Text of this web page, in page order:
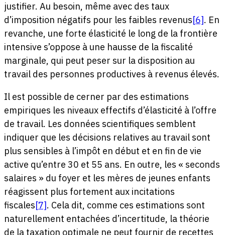
justifier. Au besoin, même avec des taux
d’imposition négatifs pour les faibles revenus[6]. En
revanche, une forte élasticité le long de la frontière
intensive s’oppose à une hausse de la fiscalité
marginale, qui peut peser sur la disposition au
travail des personnes productives à revenus élevés.
Il est possible de cerner par des estimations
empiriques les niveaux effectifs d’élasticité à l’offre
de travail. Les données scientifiques semblent
indiquer que les décisions relatives au travail sont
plus sensibles à l’impôt en début et en fin de vie
active qu’entre 30 et 55 ans. En outre, les « seconds
salaires » du foyer et les mères de jeunes enfants
réagissent plus fortement aux incitations
fiscales[7]. Cela dit, comme ces estimations sont
naturellement entachées d’incertitude, la théorie
de la taxation optimale ne peut fournir de recettes